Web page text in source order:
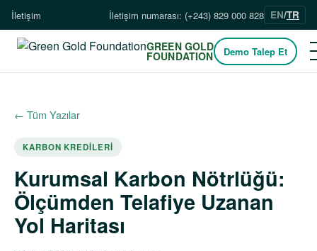
İletişim İletişim numarası: (+243) 829 000 828 EN/TR
GREEN GOLD
FOUNDATION Demo Talep Et
← Tüm Yazılar
KARBON KREDILERI
Kurumsal Karbon Nötrlüğü:
Ölçümden Telafiye Uzanan
Yol Haritası